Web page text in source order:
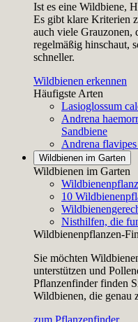
Ist es eine Wildbiene,
Es gibt klare Kriterien
auch viele Grauzonen,
regelmäßig hinschaut,
schneller.
Wildbienen erkennen
Häufigste Arten
Lasioglossum
Andrena
Sandbiene
Andrena flavipes
Wildbienen im Garten
Wildbienen im Garten
10
Nisthilfen, die
Wildbienenpflanzen-
Sie möchten
unterstützen und
Pflanzenfinder finden
Wildbienen, die genau
zum Pflanzenfinder